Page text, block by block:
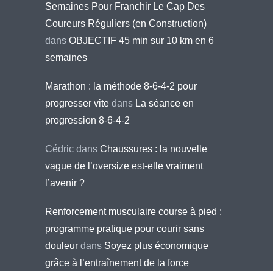
Semaines Pour Franchir Le Cap Des
Coureurs Réguliers (en Construction)
dans OBJECTIF 45 min sur 10 km en 6
semaines
Marathon : la méthode 8-6-4-2 pour
progresser vite dans La séance en
progression 8-6-4-2
Cédric dans Chaussures : la nouvelle
vague de l’oversize est-elle vraiment
l’avenir ?
Renforcement musculaire course à pied :
programme pratique pour courir sans
douleur dans Soyez plus économique
grâce à l’entraînement de la force